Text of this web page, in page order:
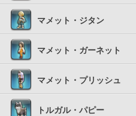
マメット・ジタン
マメット・ガーネット
マメット・プリッシュ
トルガル・パピー